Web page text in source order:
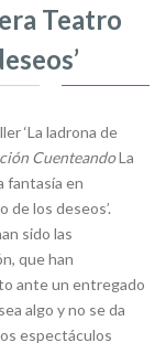
Teatro
‘La ladrona de
CuenteandoLa
fantasía en
de los deseos’.
sido las
que han
ante un entregado
algo y no se da
espectáculos